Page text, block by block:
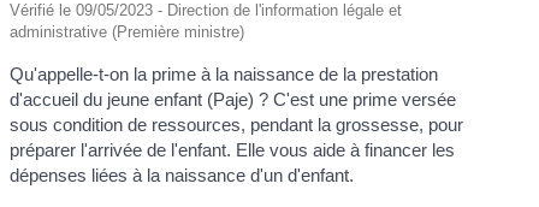
Vérifié le 09/05/2023 - Direction de l'information légale et
administrative (Première ministre)
Qu'appelle-t-on la prime à la naissance de la prestation
d'accueil du jeune enfant (Paje) ? C'est une prime versée
sous condition de ressources, pendant la grossesse, pour
préparer l'arrivée de l'enfant. Elle vous aide à financer les
dépenses liées à la naissance d'un d'enfant.